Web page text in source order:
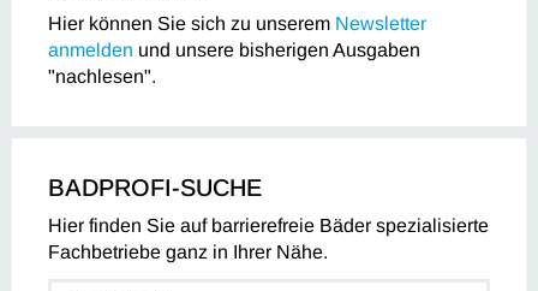
Hier können Sie sich zu unserem Newsletter
anmelden und unsere bisherigen Ausgaben
"nachlesen".
BADPROFI-SUCHE
Hier finden Sie auf barrierefreie Bäder spezialisierte
Fachbetriebe ganz in Ihrer Nähe.